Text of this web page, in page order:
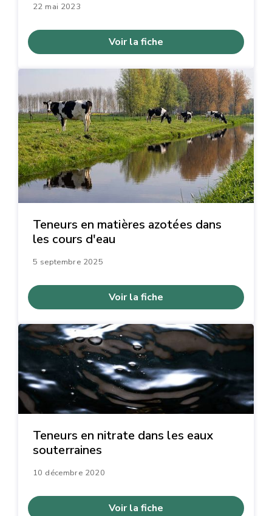
22 mai 2023
Voir la fiche
Teneurs en matières azotées dans
les cours d'eau
5 septembre 2025
Voir la fiche
Teneurs en nitrate dans les eaux
souterraines
10 décembre 2020
Voir la fiche